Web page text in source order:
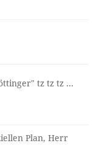
tz tz tz ...
Plan, Herr